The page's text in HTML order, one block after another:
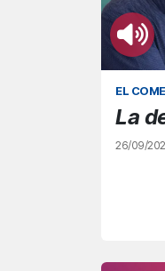
EL
La
26/09/